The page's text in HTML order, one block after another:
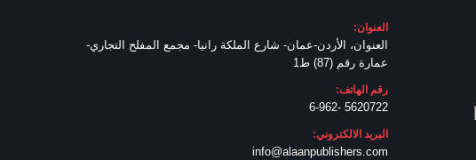
العنوان:
العنوان، الأردن-عمان- شارع الملكة رانيا- مجمع المفلح التجاري-
عمارة رقم (87) ط1
رقم الهاتف:
5620722 -6-962
البريد الالكتروني:
info@alaanpublishers.com